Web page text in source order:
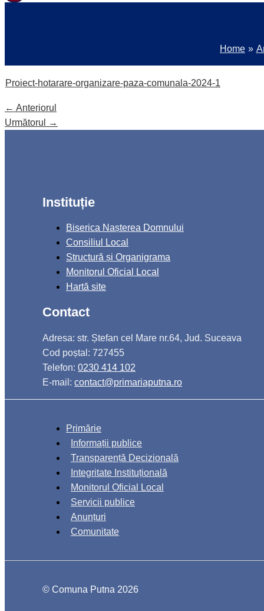
Home
Proiect-hotarare-organizare-paza-comunala-2024-1
← Anteriorul
Următorul
→
Instituție
Biserica Nașterea Domnului
Consiliul Local
Structură și Organigrama
Monitorul Oficial Local
Hartă site
Contact
Adresa: str. Ștefan cel Mare nr.64, Jud. Suceava
Cod poștal: 727455
Telefon: 0230 414 102
E-mail: contact@primariaputna.ro
Primărie
Informații publice
Transparență Decizională
Integritate Instituțională
Monitorul Oficial Local
Servicii publice
Anunțuri
Comunitate
© Comuna Putna 2026